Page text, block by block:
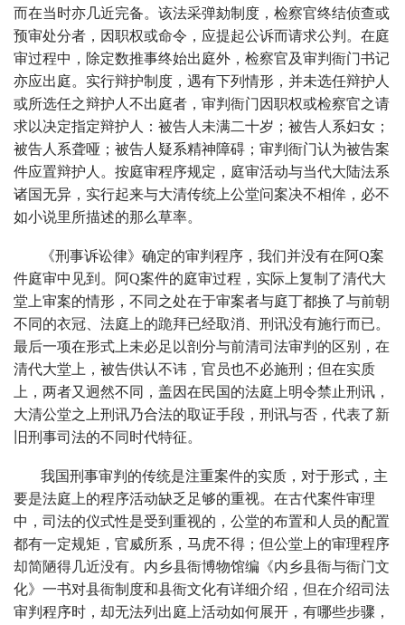
而在当时亦几近完备。该法采弹劾制度，检察官终结侦查或
预审处分者，因职权或命令，应提起公诉而请求公判。在庭
审过程中，除定数推事终始出庭外，检察官及审判衙门书记
亦应出庭。实行辩护制度，遇有下列情形，并未选任辩护人
或所选任之辩护人不出庭者，审判衙门因职权或检察官之请
求以决定指定辩护人：被告人未满二十岁；被告人系妇女；
被告人系聋哑；被告人疑系精神障碍；审判衙门认为被告案
件应置辩护人。按庭审程序规定，庭审活动与当代大陆法系
诸国无异，实行起来与大清传统上公堂问案决不相侔，必不
如小说里所描述的那么草率。
《刑事诉讼律》确定的审判程序，我们并没有在阿Q案
件庭审中见到。阿Q案件的庭审过程，实际上复制了清代大
堂上审案的情形，不同之处在于审案者与庭丁都换了与前朝
不同的衣冠、法庭上的跪拜已经取消、刑讯没有施行而已。
最后一项在形式上未必足以剖分与前清司法审判的区别，在
清代大堂上，被告供认不讳，官员也不必施刑；但在实质
上，两者又迥然不同，盖因在民国的法庭上明令禁止刑讯，
大清公堂之上刑讯乃合法的取证手段，刑讯与否，代表了新
旧刑事司法的不同时代特征。
我国刑事审判的传统是注重案件的实质，对于形式，主
要是法庭上的程序活动缺乏足够的重视。在古代案件审理
中，司法的仪式性是受到重视的，公堂的布置和人员的配置
都有一定规矩，官威所系，马虎不得；但公堂上的审理程序
却简陋得几近没有。内乡县衙博物馆编《内乡县衙与衙门文
化》一书对县衙制度和县衙文化有详细介绍，但在介绍司法
审判程序时，却无法列出庭上活动如何展开，有哪些步骤，